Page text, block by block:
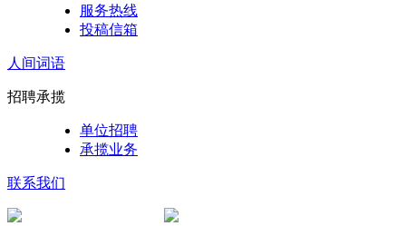
服务热线
投稿信箱
人间词语
招聘承揽
单位招聘
承揽业务
联系我们